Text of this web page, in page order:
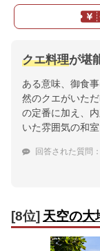
クエ料理が堪
ある意味、御食
然のクエがいた
の定番に加え、
いた雰囲気の和
回答された質問：
[8位] 天空の